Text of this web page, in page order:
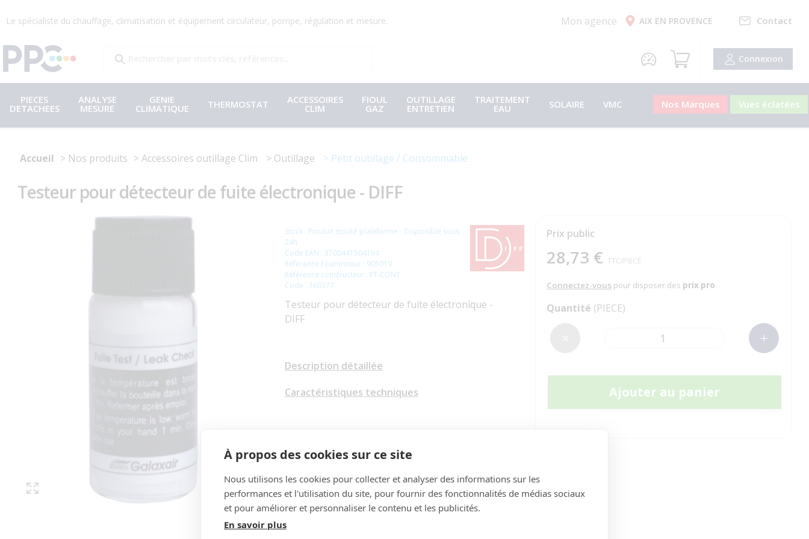
Le spécialiste du chauffage, climatisation et équipement circulateur, pompe, régulation et mesure. Mon agence AIX EN PROVENCE Contact
Connexion
PIECES
DETACHEES
ANALYSE
MESURE
GENIE
CLIMATIQUE THERMOSTAT ACCESSOIRES
CLIM
FIOUL
GAZ
OUTILLAGE
ENTRETIEN
TRAITEMENT
EAU SOLAIRE VMC Nos Marques Vues éclatées
Accueil Nos produits Accessoires outillage Clim Outillage Petit outillage / Consommable
Testeur pour détecteur de fuite électronique - DIFF
Stock : Produit stocké plateforme - Disponible sous
24h
Code EAN : 3700441504194
Référence Fournisseur : 905019
Référence constructeur : FT-CONT
Code : 760377
Testeur pour détecteur de fuite électronique -
DIFF
Description détaillée
Caractéristiques techniques
Prix public
28,73 € TTC/PIECE
Connectez-vous pour disposer des prix pro
Quantité (PIECE)
Ajouter au panier
À propos des cookies sur ce site
Nous utilisons les cookies pour collecter et analyser des informations sur les
performances et l'utilisation du site, pour fournir des fonctionnalités de médias sociaux
et pour améliorer et personnaliser le contenu et les publicités.
En savoir plus